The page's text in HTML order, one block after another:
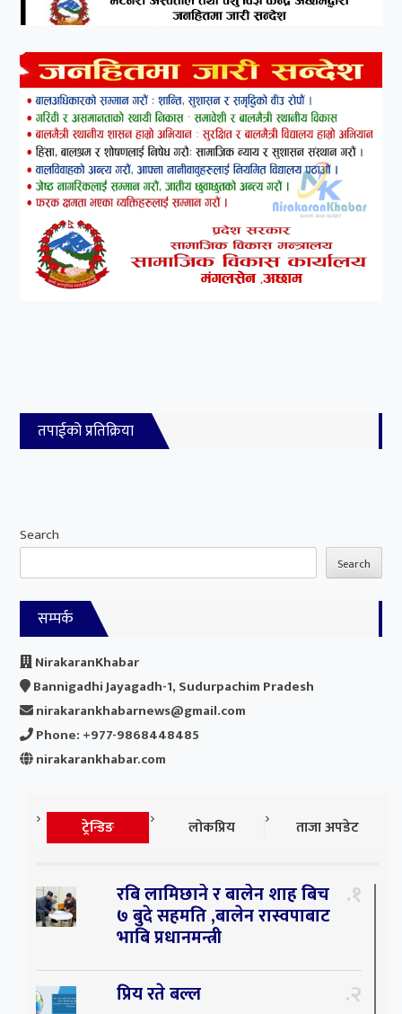
तपाईको प्रतिक्रिया
Search
Search
सम्पर्क
NirakaranKhabar
Bannigadhi Jayagadh-1, Sudurpachim Pradesh
nirakarankhabarnews@gmail.com
Phone: +977-9868448485
nirakarankhabar.com
ट्रेन्डिङ लोकप्रिय ताजा अपडेट
रबि लामिछाने र बालेन शाह बिच
७ बुदे सहमति ,बालेन रास्वपाबाट
भाबि प्रधानमन्त्री
१
प्रिय रते बल्ल २